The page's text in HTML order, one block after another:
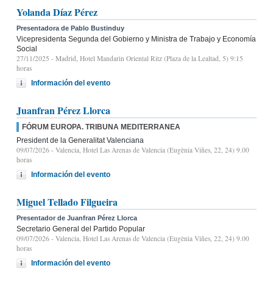
Yolanda Díaz Pérez
Presentadora de Pablo Bustinduy
Vicepresidenta Segunda del Gobierno y Ministra de Trabajo y Economía
Social
27/11/2025 - Madrid, Hotel Mandarin Oriental Ritz (Plaza de la Lealtad, 5) 9:15
horas
Información del evento
Juanfran Pérez Llorca
FÓRUM EUROPA. TRIBUNA MEDITERRANEA
President de la Generalitat Valenciana
09/07/2026 - Valencia, Hotel Las Arenas de Valencia (Eugènia Viñes, 22, 24) 9.00
horas
Información del evento
Miguel Tellado Filgueira
Presentador de Juanfran Pérez Llorca
Secretario General del Partido Popular
09/07/2026 - Valencia, Hotel Las Arenas de Valencia (Eugènia Viñes, 22, 24) 9.00
horas
Información del evento